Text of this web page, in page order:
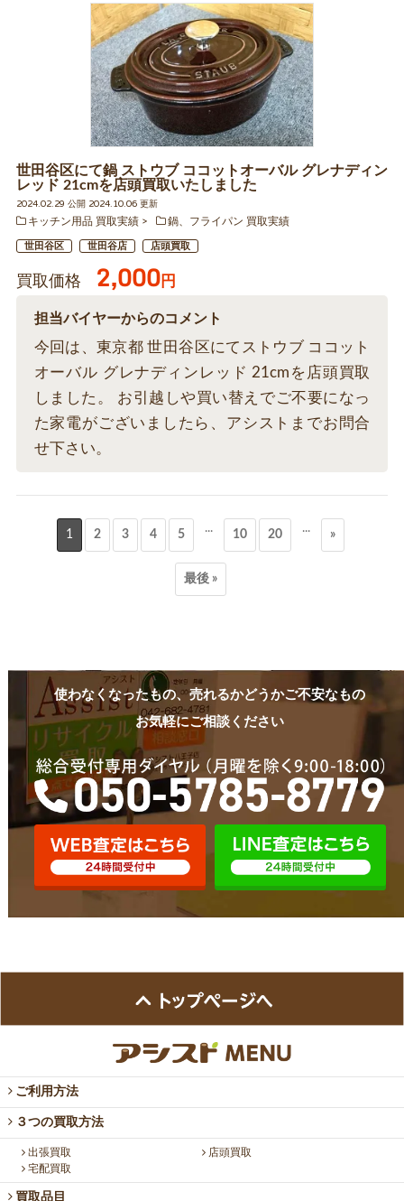
世田谷区にて鍋 ストウブ ココットオーバル グレナディン
レッド 21cmを店頭買取いたしました
2024.02.29 公開 2024.10.06 更新
キッチン用品 買取実績
鍋、フライパン 買取実績
世田谷区 世田谷店 店頭買取
買取価格 2,000円
担当バイヤーからのコメント
今回は、東京都 世田谷区にてストウブ ココット
オーバル グレナディンレッド 21cmを店頭買取
しました。 お引越しや買い替えでご不要になっ
た家電がございましたら、アシストまでお問合
せ下さい。
1 2 3 4 5 ... 10 20 ... »
最後 »
使わなくなったもの、売れるかどうかご不安なもの
お気軽にご相談ください
ご利用方法
３つの買取方法
出張買取
店頭買取
宅配買取
買取品目